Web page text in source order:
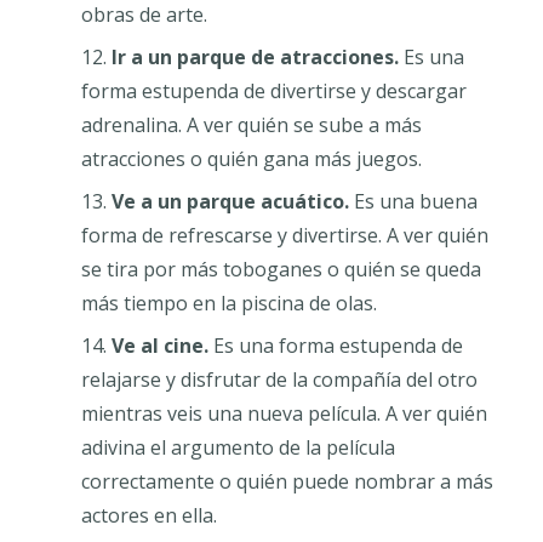
obras de arte.
Ir a un parque de atracciones. Es una
forma estupenda de divertirse y descargar
adrenalina. A ver quién se sube a más
atracciones o quién gana más juegos.
Ve a un parque acuático. Es una buena
forma de refrescarse y divertirse. A ver quién
se tira por más toboganes o quién se queda
más tiempo en la piscina de olas.
Ve al cine. Es una forma estupenda de
relajarse y disfrutar de la compañía del otro
mientras veis una nueva película. A ver quién
adivina el argumento de la película
correctamente o quién puede nombrar a más
actores en ella.